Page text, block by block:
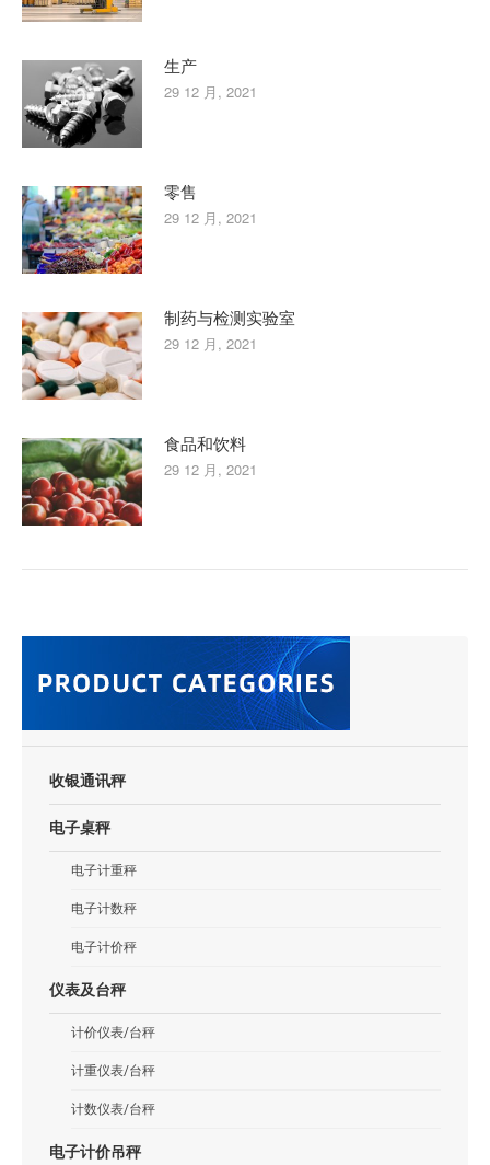
生产
29 12 月, 2021
零售
29 12 月, 2021
制药与检测实验室
29 12 月, 2021
食品和饮料
29 12 月, 2021
收银通讯秤
电子桌秤
电子计重秤
电子计数秤
电子计价秤
仪表及台秤
计价仪表/台秤
计重仪表/台秤
计数仪表/台秤
电子计价吊秤